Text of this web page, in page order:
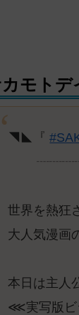
モトデ
◥◣『
┈┈┈┈
世界を熱狂
大人気漫画
本日は主人
⋘実写版ビ